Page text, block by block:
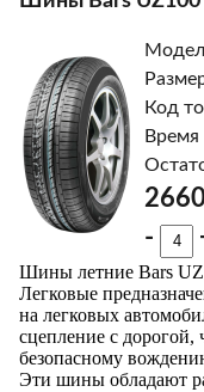
Найти
Код
Время
-
Шины летние Bars
Легковые
на легковых
сцепление с дорогой,
безопасному
Эти шины обладают